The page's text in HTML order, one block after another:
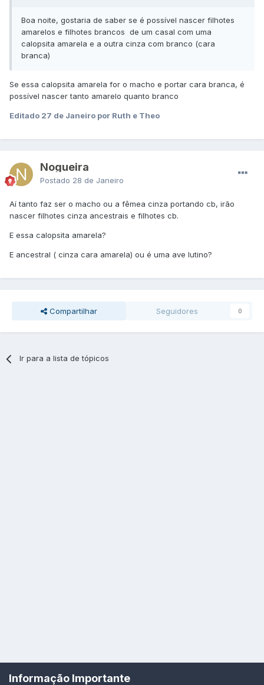
Boa noite, gostaria de saber se é possível nascer filhotes
amarelos e filhotes brancos de um casal com uma
calopsita amarela e a outra cinza com branco (cara
branca)
Se essa calopsita amarela for o macho e portar cara branca, é
possível nascer tanto amarelo quanto branco
Editado 27 de Janeiro por Ruth e Theo
Nogueira
Postado 28 de Janeiro
Aí tanto faz ser o macho ou a fêmea cinza portando cb, irão
nascer filhotes cinza ancestrais e filhotes cb.
E essa calopsita amarela?
E ancestral ( cinza cara amarela) ou é uma ave lutino?
Compartilhar Seguidores 0
Ir para a lista de tópicos
Idioma Política de Privacidade
Informação Importante